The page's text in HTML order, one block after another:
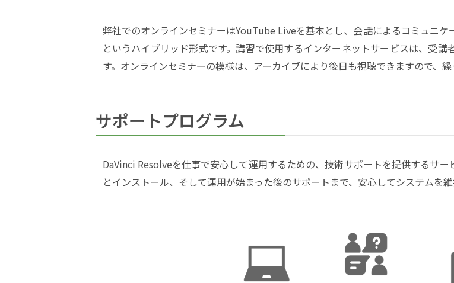
弊社でのオンラインセミナーはYouTube Liveを基本とし、会話によるコミュニ
というハイブリッド形式です。講習で使用するインターネットサービスは、受
す。オンラインセミナーの模様は、アーカイブにより後日も視聴できますので、繰
サポートプログラム
DaVinci Resolveを仕事で安心して運用するための、技術サポートを提供するサ
とインストール、そして運用が始まった後のサポートまで、安心してシステムを